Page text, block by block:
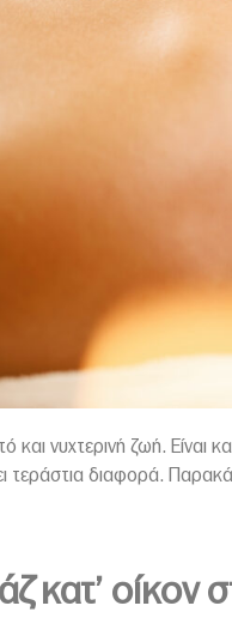
και νυχτερινή ζωή.
τεράστια διαφορά.
οίκον